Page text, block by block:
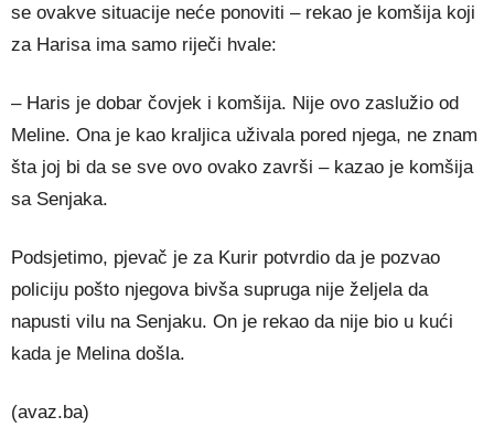
se ovakve situacije neće ponoviti – rekao je komšija koji
za Harisa ima samo riječi hvale:
– Haris je dobar čovjek i komšija. Nije ovo zaslužio od
Meline. Ona je kao kraljica uživala pored njega, ne znam
šta joj bi da se sve ovo ovako završi – kazao je komšija
sa Senjaka.
Podsjetimo, pjevač je za Kurir potvrdio da je pozvao
policiju pošto njegova bivša supruga nije željela da
napusti vilu na Senjaku. On je rekao da nije bio u kući
kada je Melina došla.
(avaz.ba)